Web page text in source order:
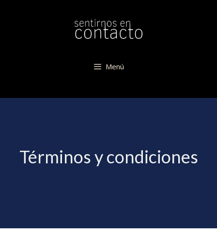
Menú
Términos y condiciones